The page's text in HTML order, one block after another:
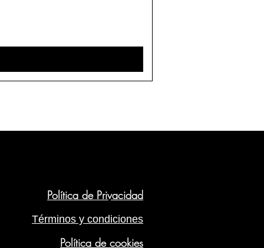
Política de Privacidad
Términos y condiciones
Política de cookies